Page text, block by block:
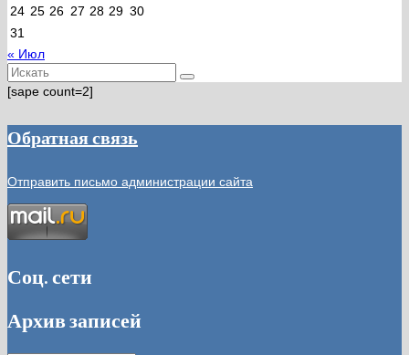
24 25 26 27 28 29 30
31
« Июл
Искать:
[sape count=2]
Обратная связь
Отправить письмо администрации сайта
Соц. сети
Архив записей